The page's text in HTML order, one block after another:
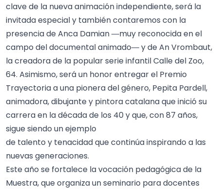
clave de la nueva animación independiente, será la
invitada especial y también contaremos con la
presencia de Anca Damian ―muy reconocida en el
campo del documental animado― y de An Vrombaut,
la creadora de la popular serie infantil Calle del Zoo,
64. Asimismo, será un honor entregar el Premio
Trayectoria a una pionera del género, Pepita Pardell,
animadora, dibujante y pintora catalana que inició su
carrera en la década de los 40 y que, con 87 años,
sigue siendo un ejemplo
de talento y tenacidad que continúa inspirando a las
nuevas generaciones.
Este año se fortalece la vocación pedagógica de la
Muestra, que organiza un seminario para docentes